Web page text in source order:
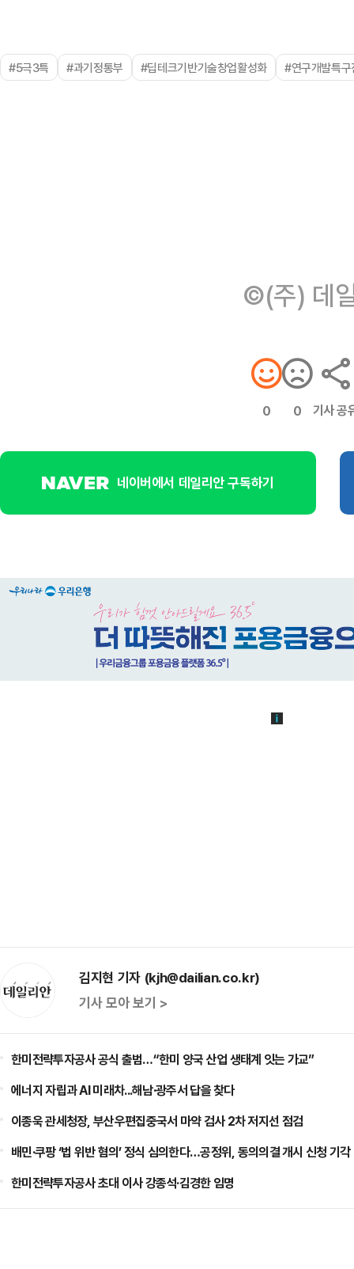
#5극3특 #과기정통부 #딥테크기반기술창업활성화 #연구개발특구
©(주) 데
0 0 기사 공
네이버에서 데일리안 구독하기
김지현 기자 (kjh@dailian.co.kr)
기사 모아 보기 >
한미전략투자공사 공식 출범…“한미 양국 산업 생태계 잇는 가교”
에너지 자립과 AI 미래차...해남·광주서 답을 찾다
이종욱 관세청장, 부산우편집중국서 마약 검사 2차 저지선 점검
배민·쿠팡 ‘법 위반 혐의’ 정식 심의한다…공정위, 동의의결 개시 신청 기각
한미전략투자공사 초대 이사 강종석·김경한 임명